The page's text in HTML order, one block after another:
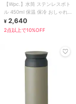
【Wpc.】水筒 ステンレスボト
ル 450ml 保温 保冷 おしゃれ
可愛い 北欧 レディース
¥ 2,640
2点以上で10%OFF